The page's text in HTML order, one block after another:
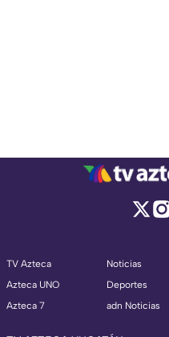
TV Azteca
Azteca UNO
Azteca 7
Noticias
Deportes
adn Noticias